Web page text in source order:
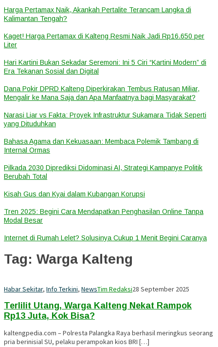
Harga Pertamax Naik, Akankah Pertalite Terancam Langka di
Kalimantan Tengah?
Kaget! Harga Pertamax di Kalteng Resmi Naik Jadi Rp16.650 per
Liter
Hari Kartini Bukan Sekadar Seremoni: Ini 5 Ciri “Kartini Modern” di
Era Tekanan Sosial dan Digital
Dana Pokir DPRD Kalteng Diperkirakan Tembus Ratusan Miliar,
Mengalir ke Mana Saja dan Apa Manfaatnya bagi Masyarakat?
Narasi Liar vs Fakta: Proyek Infrastruktur Sukamara Tidak Seperti
yang Dituduhkan
Bahasa Agama dan Kekuasaan: Membaca Polemik Tambang di
Internal Ormas
Pilkada 2030 Diprediksi Didominasi AI, Strategi Kampanye Politik
Berubah Total
Kisah Gus dan Kyai dalam Kubangan Korupsi
Tren 2025: Begini Cara Mendapatkan Penghasilan Online Tanpa
Modal Besar
Internet di Rumah Lelet? Solusinya Cukup 1 Menit Begini Caranya
Tag: Warga Kalteng
Habar Sekitar, Info Terkini, NewsTim Redaksi28 September 2025
Terlilit Utang, Warga Kalteng Nekat Rampok
Rp13 Juta, Kok Bisa?
kaltengpedia.com – Polresta Palangka Raya berhasil meringkus seorang
pria berinisial SU, pelaku perampokan kios BRI […]